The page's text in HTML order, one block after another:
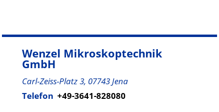
Wenzel Mikroskoptechnik
GmbH
Carl-Zeiss-Platz 3, 07743 Jena
Telefon +49-3641-828080